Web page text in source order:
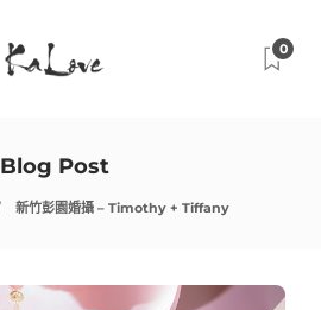
0
Blog Post
新竹彭園婚攝 – Timothy + Tiffany